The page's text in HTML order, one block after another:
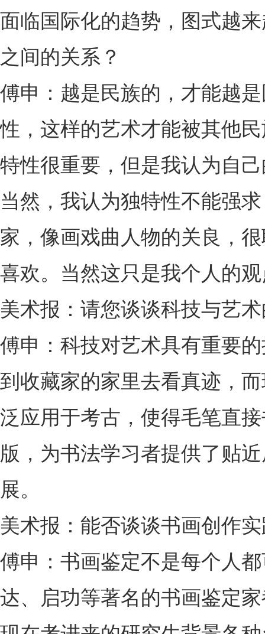
面临国际化的趋势，图式越
之间的关系？
傅申：越是民族的，才能越
性，这样的艺术才能被其他
特性很重要，但是我认为自
当然，我认为独特性不能强
家，像画戏曲人物的关良，
喜欢。当然这只是我个人的
美术报：请您谈谈科技与艺
傅申：科技对艺术具有重要
到收藏家的家里去看真迹，
泛应用于考古，使得毛笔直
版，为书法学习者提供了贴
展。
美术报：能否谈谈书画创作
傅申：书画鉴定不是每个人
达、启功等著名的书画鉴定